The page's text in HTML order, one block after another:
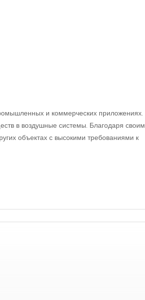
и коммерческих приложениях.
в воздушные системы. Благодаря своим
объектах с высокими требованиями к